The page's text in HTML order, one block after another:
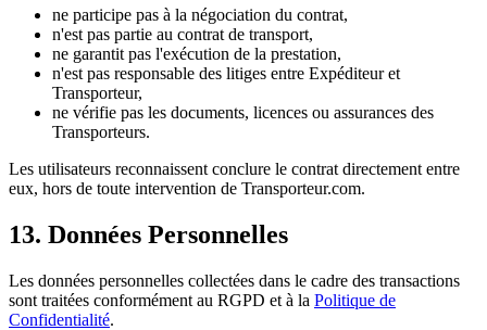
ne participe pas à la négociation du contrat,
n'est pas partie au contrat de transport,
ne garantit pas l'exécution de la prestation,
n'est pas responsable des litiges entre Expéditeur et
Transporteur,
ne vérifie pas les documents, licences ou assurances des
Transporteurs.
Les utilisateurs reconnaissent conclure le contrat directement entre
eux, hors de toute intervention de Transporteur.com.
13. Données Personnelles
Les données personnelles collectées dans le cadre des transactions
sont traitées conformément au RGPD et à la Politique de
Confidentialité.